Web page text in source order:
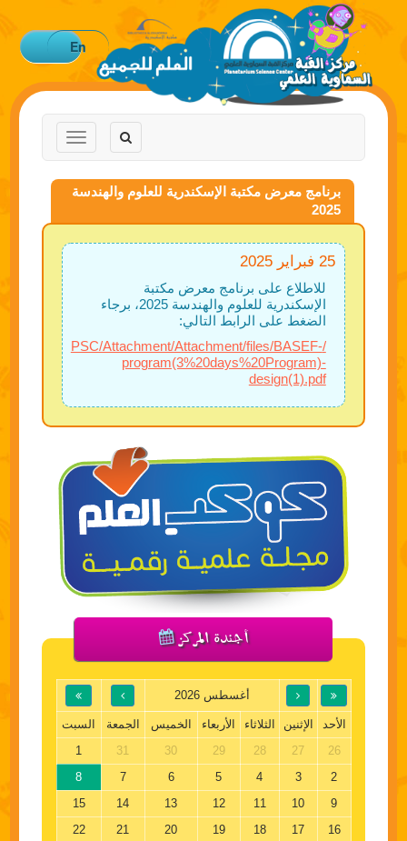
En
Toggle
navigation
Toggle
navigation
برنامج معرض مكتبة الإسكندرية للعلوم والهندسة
2025
25 فبراير 2025
للاطلاع على برنامج معرض مكتبة
الإسكندرية للعلوم والهندسة 2025، برجاء
الضغط على الرابط التالي:
/PSC/Attachment/Attachment/files/BASEF-
program(3%20days%20Program)-
design(1).pdf
أجندة المركز
أغسطس 2026
الأحد الإثنين الثلاثاء الأربعاء الخميس الجمعة
السبت
26
27
28
29
30
31
1
2
3
4
5
6
7
8
9
10
11
12
13
14
15
16
17
18
19
20
21
22